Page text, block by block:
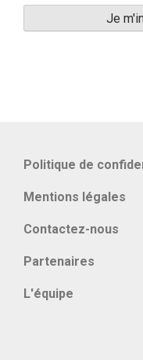
Politique de
Mentions légales
Contactez-nous
Partenaires
L'équipe